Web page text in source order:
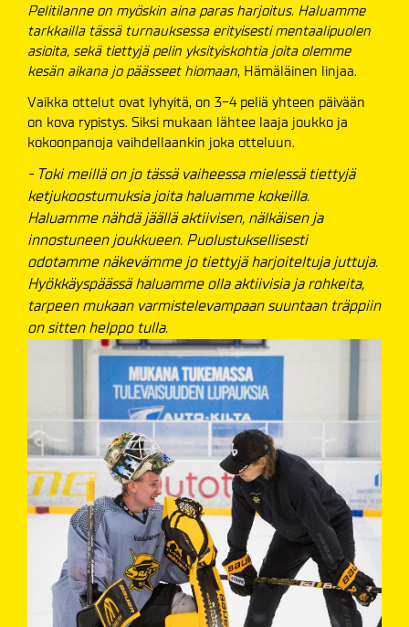
Pelitilanne on myöskin aina paras harjoitus. Haluamme
tarkkailla tässä turnauksessa erityisesti mentaalipuolen
asioita, sekä tiettyjä pelin yksityiskohtia joita olemme
kesän aikana jo päässeet hiomaan, Hämäläinen linjaa.
Vaikka ottelut ovat lyhyitä, on 3-4 peliä yhteen päivään
on kova rypistys. Siksi mukaan lähtee laaja joukko ja
kokoonpanoja vaihdellaankin joka otteluun.
- Toki meillä on jo tässä vaiheessa mielessä tiettyjä
ketjukoostumuksia joita haluamme kokeilla.
Haluamme nähdä jäällä aktiivisen, nälkäisen ja
innostuneen joukkueen. Puolustuksellisesti
odotamme näkevämme jo tiettyjä harjoiteltuja juttuja.
Hyökkäyspäässä haluamme olla aktiivisia ja rohkeita,
tarpeen mukaan varmistelevampaan suuntaan träppiin
on sitten helppo tulla.